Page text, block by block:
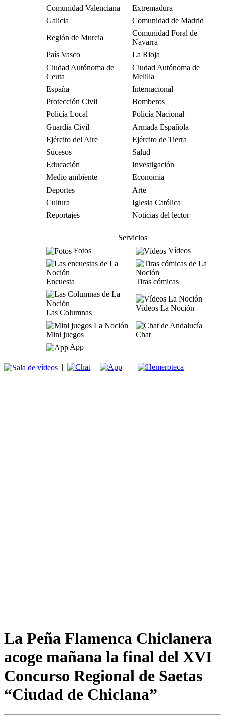
Comunidad Valenciana
Extremadura
Galicia
Comunidad de Madrid
Región de Murcia
Comunidad Foral de
Navarra
País Vasco
La Rioja
Ciudad Autónoma de
Ceuta
Ciudad Autónoma de
Melilla
España
Internacional
Protección Civil
Bomberos
Policía Local
Policía Nacional
Guardia Civil
Armada Española
Ejército del Aire
Ejército de Tierra
Sucesos
Salud
Educación
Investigación
Medio ambiente
Economía
Deportes
Arte
Cultura
Iglesia Católica
Reportajes
Noticias del lector
Servicios
Fotos
Vídeos
Encuesta Tiras cómicas
Las Columnas
Vídeos La Noción
Mini juegos
Chat
App
| | |
La Peña Flamenca Chiclanera
acoge mañana la final del XVI
Concurso Regional de Saetas
“Ciudad de Chiclana”